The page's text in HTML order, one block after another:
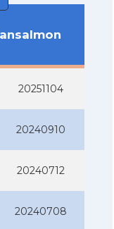
20251104
20240910
20240712
20240708